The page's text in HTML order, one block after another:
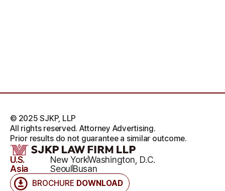
BROCHURE DOWNLOAD
U.S. New YorkWashington, D.C.
Asia
SeoulBusan
© 2025 SJKP, LLP
All rights reserved. Attorney Advertising.
Prior results do not guarantee a similar outcome.